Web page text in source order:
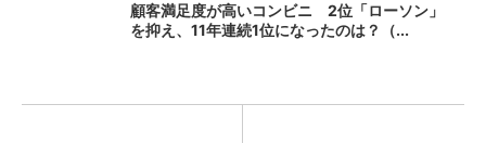
顧客満足度が高いコンビニ 2位「ローソン」
を抑え、11年連続1位になったのは？（...